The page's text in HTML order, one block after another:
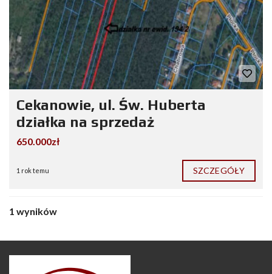
Cekanowie, ul. Św. Huberta
działka na sprzedaż
650.000zł
1 rok temu SZCZEGÓŁY
1 wyników